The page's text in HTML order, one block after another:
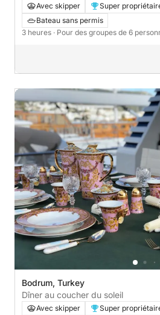
Avec skipper
Super
Bateau sans permis
3 heures · Pour des groupes de 6
Bodrum, Turkey
Dîner au coucher du soleil
Avec skipper Super